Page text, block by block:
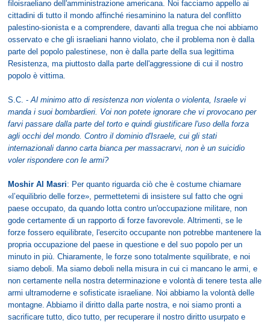
filoisraeliano dell'amministrazione americana. Noi facciamo appello ai
cittadini di tutto il mondo affinché riesaminino la natura del conflitto
palestino-sionista e a comprendere, davanti alla tregua che noi abbiamo
osservato e che gli israeliani hanno violato, che il problema non è dalla
parte del popolo palestinese, non è dalla parte della sua legittima
Resistenza, ma piuttosto dalla parte dell'aggressione di cui il nostro
popolo è vittima.
S.C. -Al minimo atto di resistenza non violenta o violenta, Israele vi
manda i suoi bombardieri. Voi non potete ignorare che vi provocano per
farvi passare dalla parte del torto e quindi giustificare l'uso della forza
agli occhi del mondo. Contro il dominio d'Israele, cui gli stati
internazionali danno carta bianca per massacrarvi, non è un suicidio
voler rispondere con le armi?
Moshir Al Masri: Per quanto riguarda ciò che è costume chiamare
«l’equilibrio delle forze», permettetemi di insistere sul fatto che ogni
paese occupato, da quando lotta contro un'occupazione militare, non
gode certamente di un rapporto di forze favorevole. Altrimenti, se le
forze fossero equilibrate, l'esercito occupante non potrebbe mantenere la
propria occupazione del paese in questione e del suo popolo per un
minuto in più. Chiaramente, le forze sono totalmente squilibrate, e noi
siamo deboli. Ma siamo deboli nella misura in cui ci mancano le armi, e
non certamente nella nostra determinazione e volontà di tenere testa alle
armi ultramoderne e sofisticate israeliane. Noi abbiamo la volontà delle
montagne. Abbiamo il diritto dalla parte nostra, e noi siamo pronti a
sacrificare tutto, dico tutto, per recuperare il nostro diritto usurpato e